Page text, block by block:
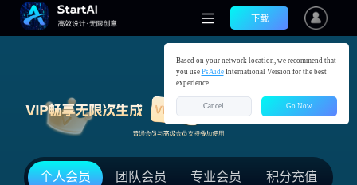
下载
VIP畅想无限次生成，抢先试用高级AI功能
个人会员 团队会员 专业会员 积分充值
Based on your network location, we recommend that
you use PsAideInternational Version for the best
experience.
Cancel Go Now